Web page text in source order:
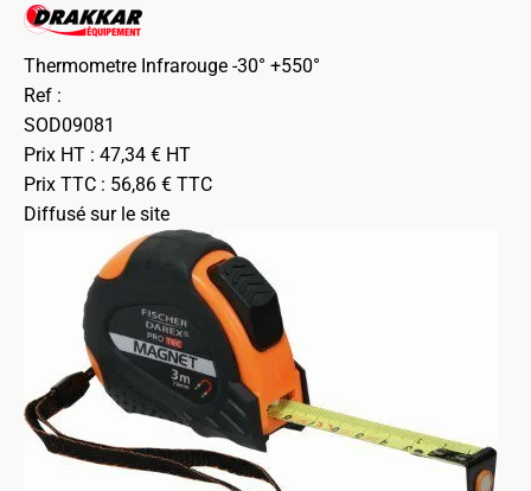
Thermometre Infrarouge -30° +550°
Ref :
SOD09081
Prix HT : 47,34 € HT
Prix TTC : 56,86 € TTC
Diffusé sur le site